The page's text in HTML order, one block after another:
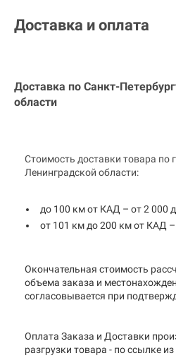
Доставка и оплата
Доставка по Санкт-
области
Стоимость доставки товара по
Ленинградской области:
до 100 км от КАД – от 2 000
от 101 км до 200 км от КАД –
Окончательная стоимость
объема заказа и
согласовывается при
Оплата Заказа и Доставки
разгрузки товара - по ссылке